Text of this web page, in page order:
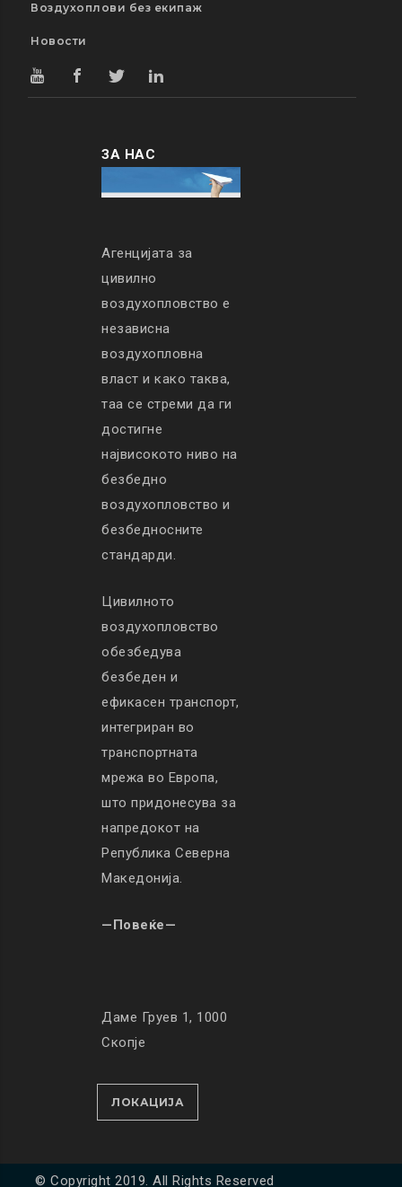
Воздухоплови без екипаж
Новости
ЗА НАС
Агенцијата за
цивилно
воздухопловство е
независна
воздухопловна
власт и како таква,
таа се стреми да ги
достигне
највисокото ниво на
безбедно
воздухопловство и
безбедносните
стандарди.
Цивилното
воздухопловство
обезбедува
безбеден и
ефикасен транспорт,
интегриран во
транспортната
мрежа во Европа,
што придонесува за
напредокот на
Република Северна
Македонија.
—Повеќе—
Даме Груев 1, 1000
Скопје
ЛОКАЦИЈА
© Copyright 2019. All Rights Reserved